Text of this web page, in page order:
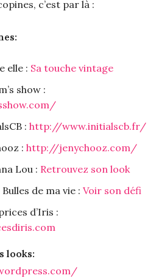
c’est par là :
elle : Sa touche vintage
show :
: http://www.initialscb.fr/
: http://jenychooz.com/
Lou : Retrouvez son look
de ma vie : Voir son défi
d’Iris :
looks: